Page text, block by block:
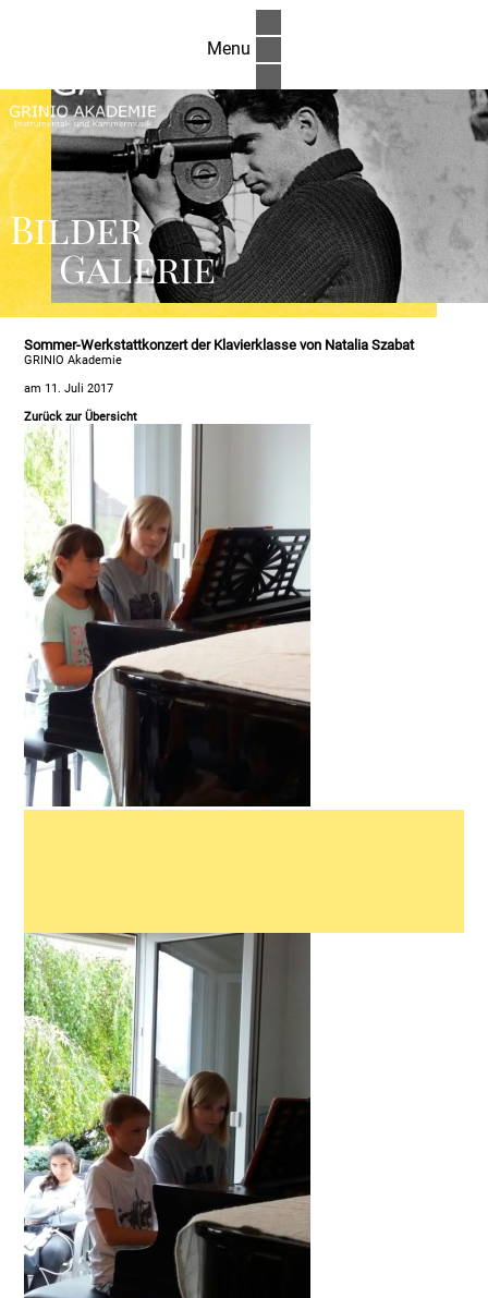
Menu
Bilder
Galerie
Sommer-Werkstattkonzert der Klavierklasse von Natalia Szabat
GRINIO Akademie
am 11. Juli 2017
Zurück zur Übersicht